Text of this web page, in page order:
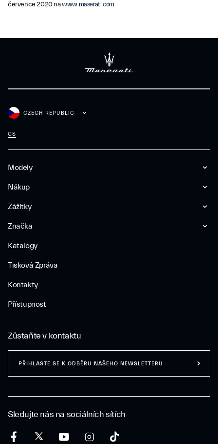
července 2020 nawww.maserati.com.
Modely
Nákup
Zážitky
Značka
Katalogy
Tisková Zpráva
Kontakty
Přístupnost
CZECH REPUBLIC
CS
Sledujte nás na sociálních sítích
Zůstaňte v kontaktu
PŘIHLASTE SE K ODBĚRU NAŠEHO NEWSLETTERU